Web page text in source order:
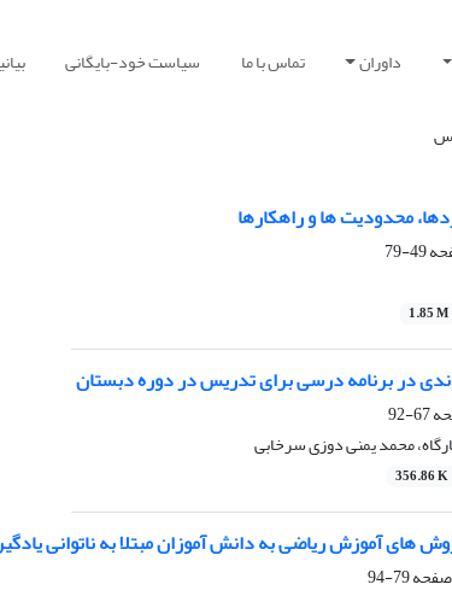
داوران تماس با ما سیاست خود-بایگانی
محدودیت ها و راهکارها
49-79
1.85 M
در برنامه درسی برای تدریس در دوره دبستان
67-92
محمد یمنی دوزی سرخابی
356.86 K
های آموزش ریاضی به دانش آموزان مبتلا به ناتوانی
79-94